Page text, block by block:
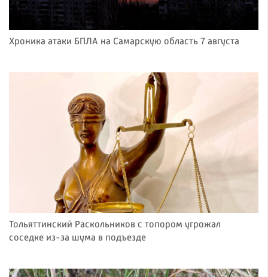
Хроника атаки БПЛА на Самарскую область 7 августа
Тольяттинский Раскольников с топором угрожал
соседке из-за шума в подъезде